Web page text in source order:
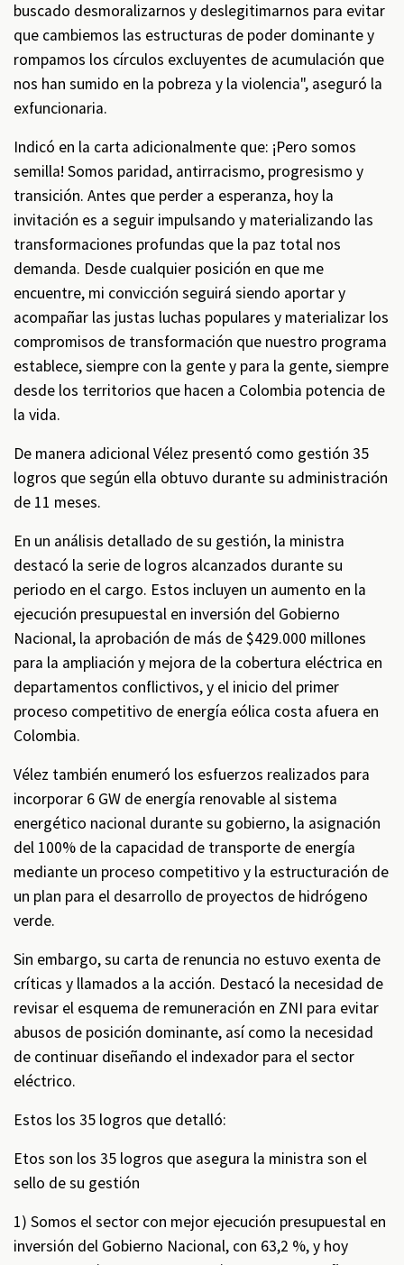
buscado desmoralizarnos y deslegitimarnos para evitar
que cambiemos las estructuras de poder dominante y
rompamos los círculos excluyentes de acumulación que
nos han sumido en la pobreza y la violencia", aseguró la
exfuncionaria.
Indicó en la carta adicionalmente que: ¡Pero somos
semilla! Somos paridad, antirracismo, progresismo y
transición. Antes que perder a esperanza, hoy la
invitación es a seguir impulsando y materializando las
transformaciones profundas que la paz total nos
demanda. Desde cualquier posición en que me
encuentre, mi convicción seguirá siendo aportar y
acompañar las justas luchas populares y materializar los
compromisos de transformación que nuestro programa
establece, siempre con la gente y para la gente, siempre
desde los territorios que hacen a Colombia potencia de
la vida.
De manera adicional Vélez presentó como gestión 35
logros que según ella obtuvo durante su administración
de 11 meses.
En un análisis detallado de su gestión, la ministra
destacó la serie de logros alcanzados durante su
periodo en el cargo. Estos incluyen un aumento en la
ejecución presupuestal en inversión del Gobierno
Nacional, la aprobación de más de $429.000 millones
para la ampliación y mejora de la cobertura eléctrica en
departamentos conflictivos, y el inicio del primer
proceso competitivo de energía eólica costa afuera en
Colombia.
Vélez también enumeró los esfuerzos realizados para
incorporar 6 GW de energía renovable al sistema
energético nacional durante su gobierno, la asignación
del 100% de la capacidad de transporte de energía
mediante un proceso competitivo y la estructuración de
un plan para el desarrollo de proyectos de hidrógeno
verde.
Sin embargo, su carta de renuncia no estuvo exenta de
críticas y llamados a la acción. Destacó la necesidad de
revisar el esquema de remuneración en ZNI para evitar
abusos de posición dominante, así como la necesidad
de continuar diseñando el indexador para el sector
eléctrico.
Estos los 35 logros que detalló:
Etos son los 35 logros que asegura la ministra son el
sello de su gestión
1) Somos el sector con mejor ejecución presupuestal en
inversión del Gobierno Nacional, con 63,2 %, y hoy